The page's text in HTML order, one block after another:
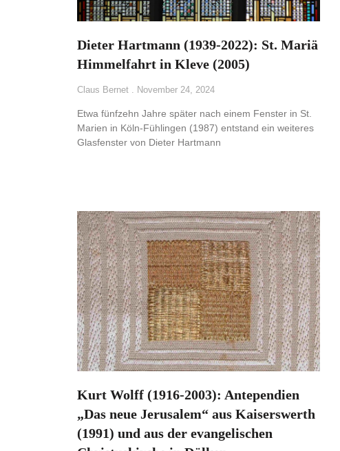
Dieter Hartmann (1939-2022): St. Mariä
Himmelfahrt in Kleve (2005)
Claus Bernet November 24, 2024
Etwa fünfzehn Jahre später nach einem Fenster in St.
Marien in Köln-Fühlingen (1987) entstand ein weiteres
Glasfenster von Dieter Hartmann
Kurt Wolff (1916-2003): Antependien
„Das neue Jerusalem“ aus Kaiserswerth
(1991) und aus der evangelischen